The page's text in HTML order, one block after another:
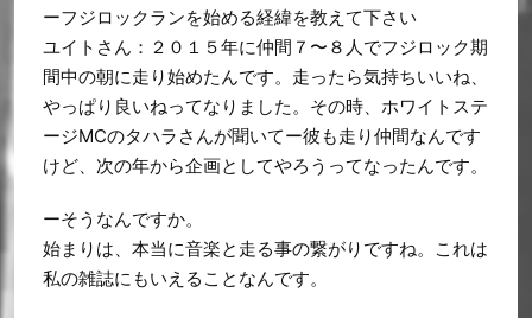
ーフジロックランを始める経緯を教えて下さい
ユイトさん：２０１５年に仲間７〜８人でフジロック期
間中の朝に走り始めたんです。走ったら気持ちいいね、
やっぱり良いねってなりました。その時、ホワイトステ
ージMCのタハラさんが聞いてー彼も走り仲間なんです
けど、次の年から企画としてやろうってなったんです。
ーそうなんですか。
始まりは、本当に音楽と走る事の繋がりですね。これは
私の雑誌にもいえることなんです。